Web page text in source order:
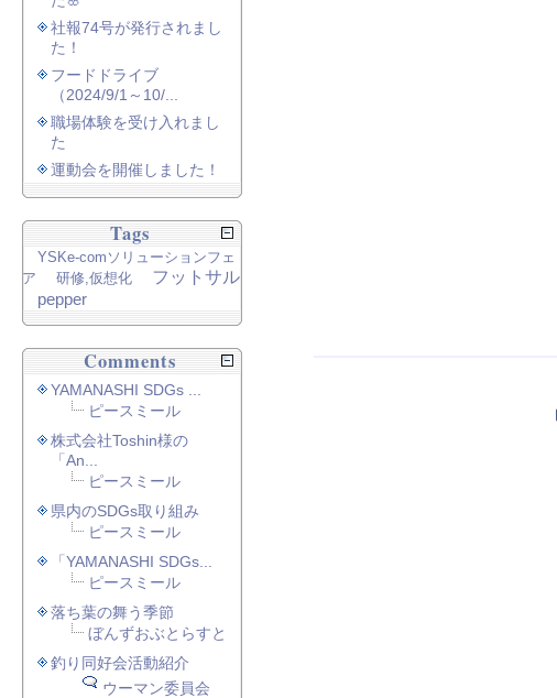
社報74号が発行されまし
た！
フードドライブ
（2024/9/1～10/...
職場体験を受け入れまし
た
運動会を開催しました！
Tags
YSKe-comソリューションフェ
ア
研修,仮想化
フットサル
pepper
Comments
YAMANASHI SDGs ...
ピースミール
株式会社Toshin様の
「An...
ピースミール
県内のSDGs取り組み
ピースミール
「YAMANASHI SDGs...
ピースミール
落ち葉の舞う季節
ぼんずおぶとらすと
釣り同好会活動紹介
ウーマン委員会